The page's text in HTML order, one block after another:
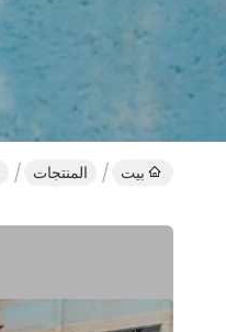
بيت المنتجات